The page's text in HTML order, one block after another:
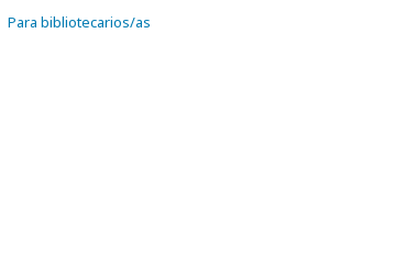
Para bibliotecarios/as